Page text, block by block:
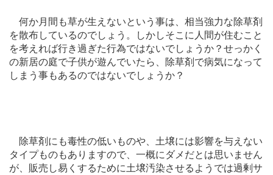
何か月間も草が生えないという事は、相当強力な除草剤
を散布しているのでしょう。しかしそこに人間が住むこと
を考えれば行き過ぎた行為ではないでしょうか？せっかく
の新居の庭で子供が遊んでいたら、除草剤で病気になって
しまう事もあるのではないでしょうか？
除草剤にも毒性の低いものや、土壌には影響を与えない
タイプものもありますので、一概にダメだとは思いません
が、販売し易くするために土壌汚染させるようでは過剰サ